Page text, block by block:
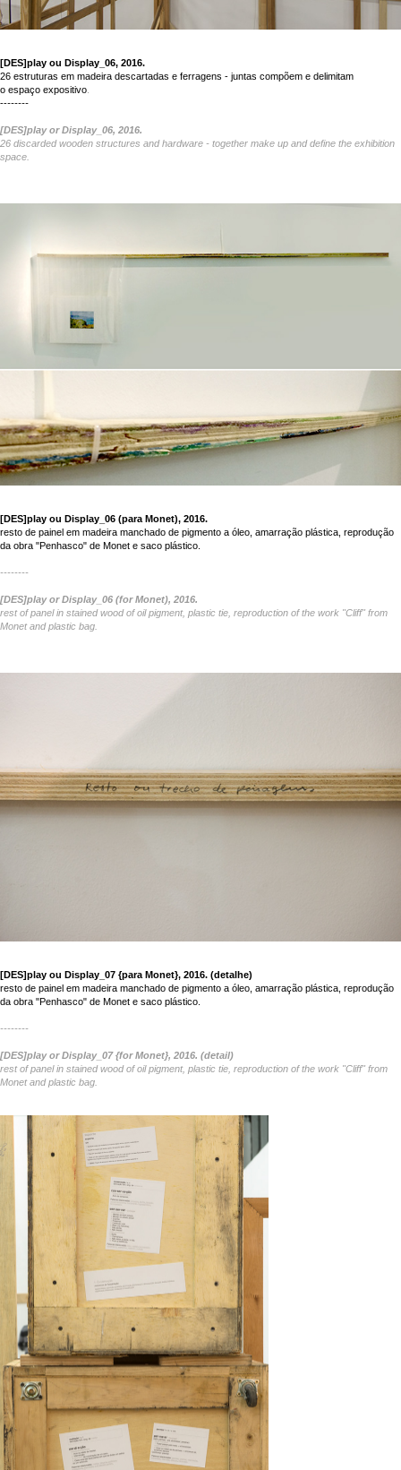
[DES]play ou Display_06, 2016.
26 estruturas em madeira descartadas e ferragens - juntas compõem e delimitam
o espaço expositivo
--------
[DES]play or Display_06, 2016.
26 discarded wooden structures and hardware - together make up and define the exhibition
space.
[DES]play ou Display_06 (para Monet), 2016.
resto de painel em madeira manchado de pigmento a óleo, amarração plástica, reprodução
da obra "Penhasco" de Monet e saco plástico.
--------
[DES]play or Display_06 (for Monet), 2016.
rest of panel in stained wood of oil pigment, plastic tie, reproduction of the work "Cliff" from
Monet and plastic bag.
[DES]play ou Display_07 {para Monet}, 2016. (detalhe)
resto de painel em madeira manchado de pigmento a óleo, amarração plástica, reprodução
da obra "Penhasco" de Monet e saco plástico.
--------
[DES]play or Display_07 {for Monet}, 2016. (detail)
rest of panel in stained wood of oil pigment, plastic tie, reproduction of the work "Cliff" from
Monet and plastic bag.